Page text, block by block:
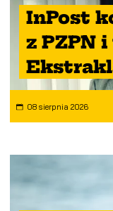
InPost
z PZPN
08 sierpnia 2026